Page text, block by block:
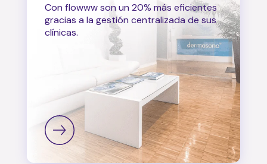
Con flowww son un 20% más eficientes
gracias a la gestión centralizada de sus
clínicas.